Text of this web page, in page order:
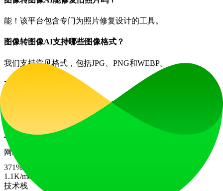
能！该平台包含专门为照片修复设计的工具。
图像转图像AI支持哪些图像格式？
我们支持常见格式，包括JPG、PNG和WEBP。
立即开始转换照片
探索我们图像转图像AI工具的强大功能，体验照片转换的轻
立即免费试用
网站流量
371%
1.1K/mo
技术栈